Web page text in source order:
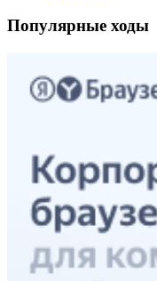
Популярные ходы